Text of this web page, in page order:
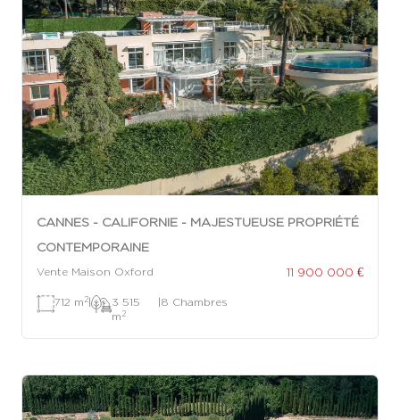
CANNES - CALIFORNIE - MAJESTUEUSE PROPRIÉTÉ
CONTEMPORAINE
Vente Maison Oxford 11 900 000 €
712 m 2|
3 515
m 2
|8 Chambres